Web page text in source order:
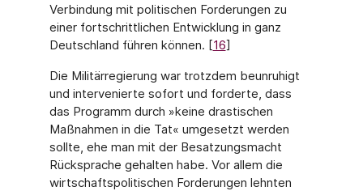
Verbindung mit politischen Forderungen zu
einer fortschrittlichen Ent­wicklung in ganz
Deutschland führen können. [16]
Die Militärregierung war trotzdem beunruhigt
und intervenierte sofort und forderte, dass
das Programm durch »keine drastischen
Maßnahmen in die Tat« umgesetzt werden
sollte, ehe man mit der Besatzungsmacht
Rücksprache gehalten habe. Vor allem die
wirtschafts­politischen Forderungen lehnten